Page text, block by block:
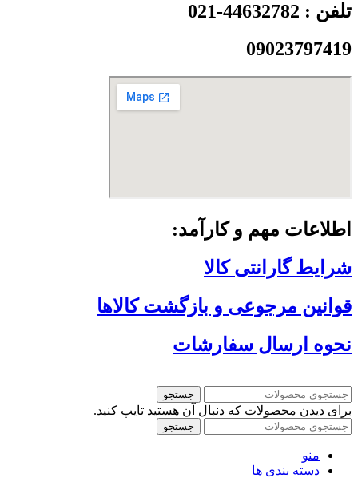
تلفن : 44632782-021
09023797419
اطلاعات مهم و کارآمد:
شرایط گارانتی کالا
قوانین مرجوعی و بازگشت کالاها
نحوه ارسال سفارشات
جستجو
برای دیدن محصولات که دنبال آن هستید تایپ کنید.
جستجو
منو
دسته بندی ها